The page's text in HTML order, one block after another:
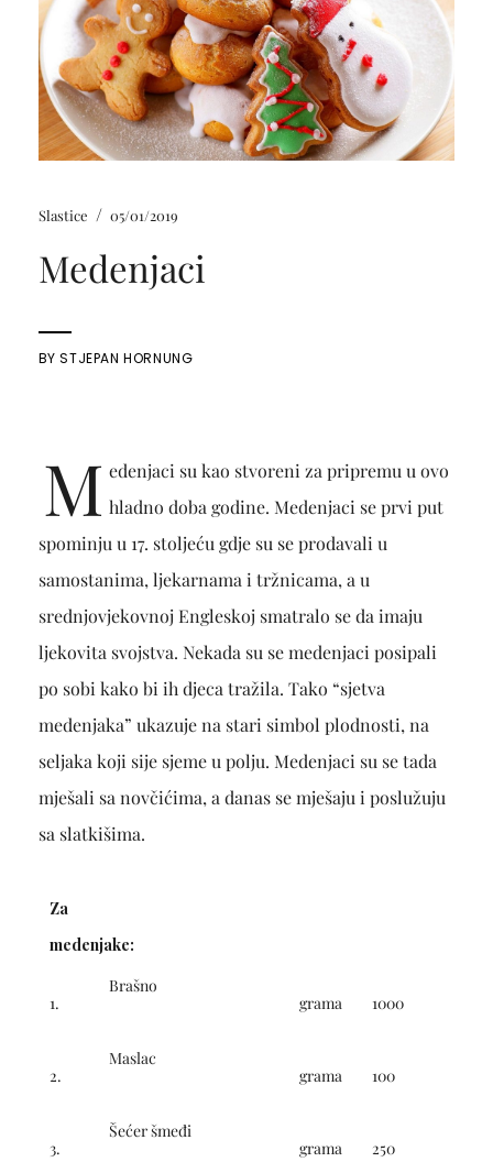
Slastice / 05/01/2019
Medenjaci
BYSTJEPAN HORNUNG
M edenjaci su kao stvoreni za pripremu u ovo
hladno doba godine. Medenjaci se prvi put
spominju u 17. stoljeću gdje su se prodavali u
samostanima, ljekarnama i tržnicama, a u
srednjovjekovnoj Engleskoj smatralo se da imaju
ljekovita svojstva. Nekada su se medenjaci posipali
po sobi kako bi ih djeca tražila. Tako “sjetva
medenjaka” ukazuje na stari simbol plodnosti, na
seljaka koji sije sjeme u polju. Medenjaci su se tada
mješali sa novčićima, a danas se mješaju i poslužuju
sa slatkišima.
Za
medenjake:
1.
2.
3.
Brašno
Maslac
Šećer šmeđi
grama
grama
grama
1000
100
250